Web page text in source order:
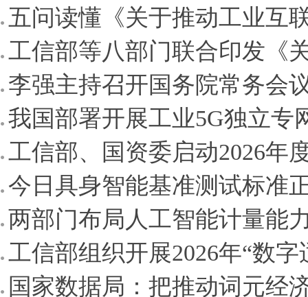
五问读懂《关于推动工业互
工信部等八部门联合印发《
李强主持召开国务院常务会
我国部署开展工业5G独立专
工信部、国资委启动2026年
今日具身智能基准测试标准
两部门布局人工智能计量能
工信部组织开展2026年“数
国家数据局：把推动词元经